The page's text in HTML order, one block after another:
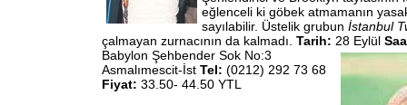
eğlenceli ki göbek atmamanın
sayılabilir. Üstelik grubun İstanbul
çalmayan zurnacının da kalmadı. Tarih: 28 Eylül
Babylon Şehbender Sok No:3
Asmalımescit-İst Tel: (0212) 292 73 68
Fiyat: 33.50- 44.50 YTL